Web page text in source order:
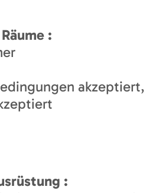
:
akzeptiert
: